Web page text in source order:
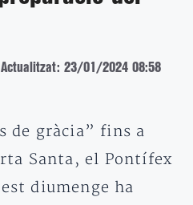
Actualitzat: 23/01/2024 08:58
de gràcia” fins a
Santa, el Pontífex
diumenge ha